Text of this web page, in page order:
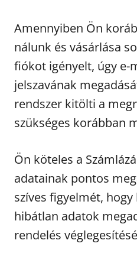
Amennyiben Ön
nálunk és vásárlása
fiókot igényelt, úgy e-
jelszavának
rendszer kitölti a
szükséges korábban
Ön köteles a
adatainak pontos
szíves figyelmét,
hibátlan adatok
rendelés